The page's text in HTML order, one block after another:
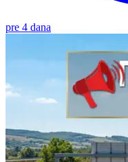
pre 4 dana